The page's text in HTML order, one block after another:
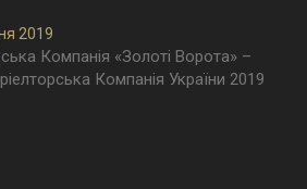
2019
Компанія «Золоті Ворота» –
Компанія України 2019